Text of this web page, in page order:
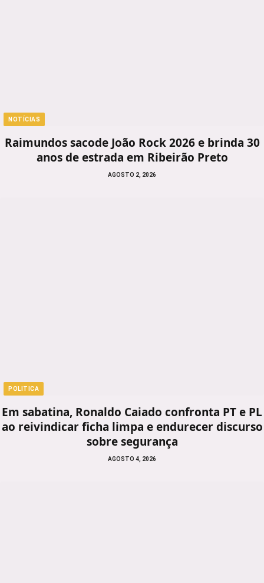
NOTÍCIAS
Raimundos sacode João Rock 2026 e brinda 30
anos de estrada em Ribeirão Preto
AGOSTO 2, 2026
POLITICA
Em sabatina, Ronaldo Caiado confronta PT e PL
ao reivindicar ficha limpa e endurecer discurso
sobre segurança
AGOSTO 4, 2026